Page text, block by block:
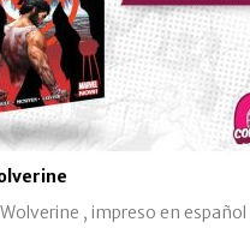
, impreso en español